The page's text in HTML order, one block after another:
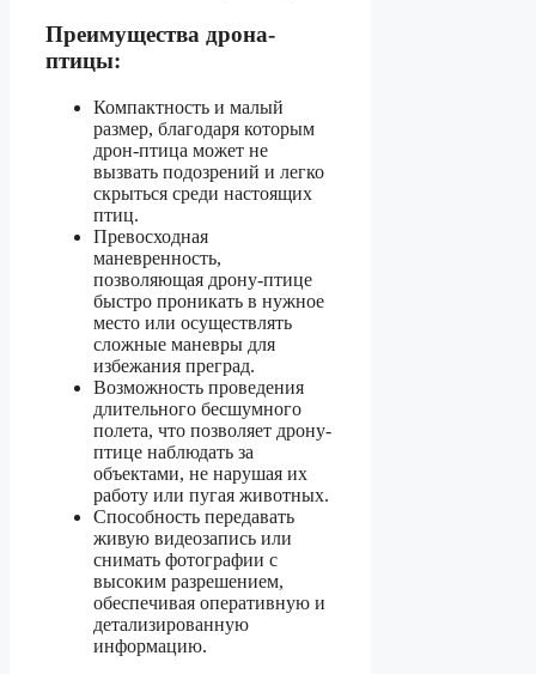
Преимущества дрона-
птицы:
Компактность и малый
размер, благодаря которым
дрон-птица может не
вызвать подозрений и легко
скрыться среди настоящих
птиц.
Превосходная
маневренность,
позволяющая дрону-птице
быстро проникать в нужное
место или осуществлять
сложные маневры для
избежания преград.
Возможность проведения
длительного бесшумного
полета, что позволяет дрону-
птице наблюдать за
объектами, не нарушая их
работу или пугая животных.
Способность передавать
живую видеозапись или
снимать фотографии с
высоким разрешением,
обеспечивая оперативную и
детализированную
информацию.